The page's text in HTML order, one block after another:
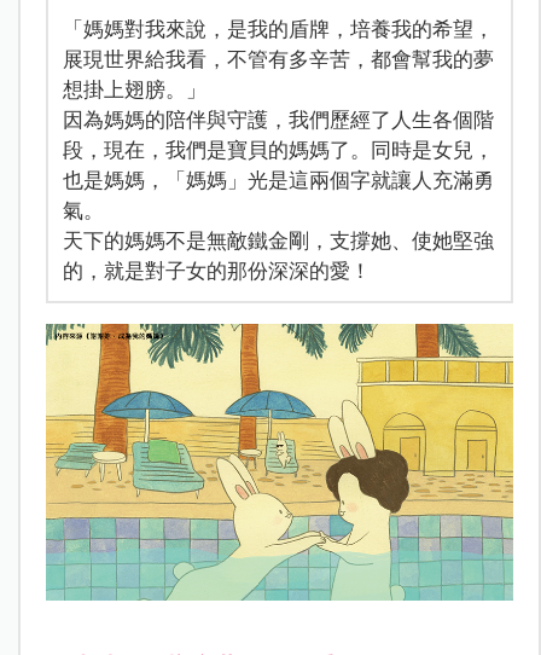
「媽媽對我來說，是我的盾牌，培養我的希望，
展現世界給我看，不管有多辛苦，都會幫我的夢
想掛上翅膀。」
因為媽媽的陪伴與守護，我們歷經了人生各個階
段，現在，我們是寶貝的媽媽了。同時是女兒，
也是媽媽，「媽媽」光是這兩個字就讓人充滿勇
氣。
天下的媽媽不是無敵鐵金剛，支撐她、使她堅強
的，就是對子女的那份深深的愛！